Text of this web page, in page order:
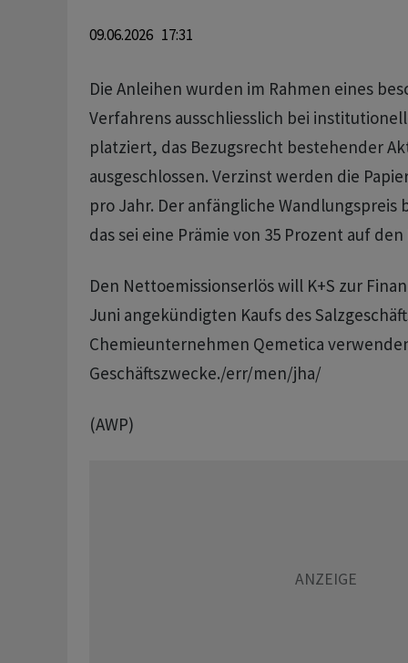
09.06.2026 17:31
Die Anleihen wurden im Rahmen eines
Verfahrens ausschliesslich bei
platziert, das Bezugsrecht bestehender
ausgeschlossen. Verzinst werden die
pro Jahr. Der anfängliche Wandlungspreis
das sei eine Prämie von 35 Prozent auf
Den Nettoemissionserlös will K+S zur
Juni angekündigten Kaufs des
Chemieunternehmen Qemetica
Geschäftszwecke./err/men/jha/
(AWP)